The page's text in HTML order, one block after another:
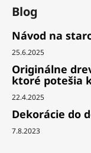
Blog
Návod na
25.6.2025
Originálne
ktoré potešia
22.4.2025
Dekorácie do
7.8.2023